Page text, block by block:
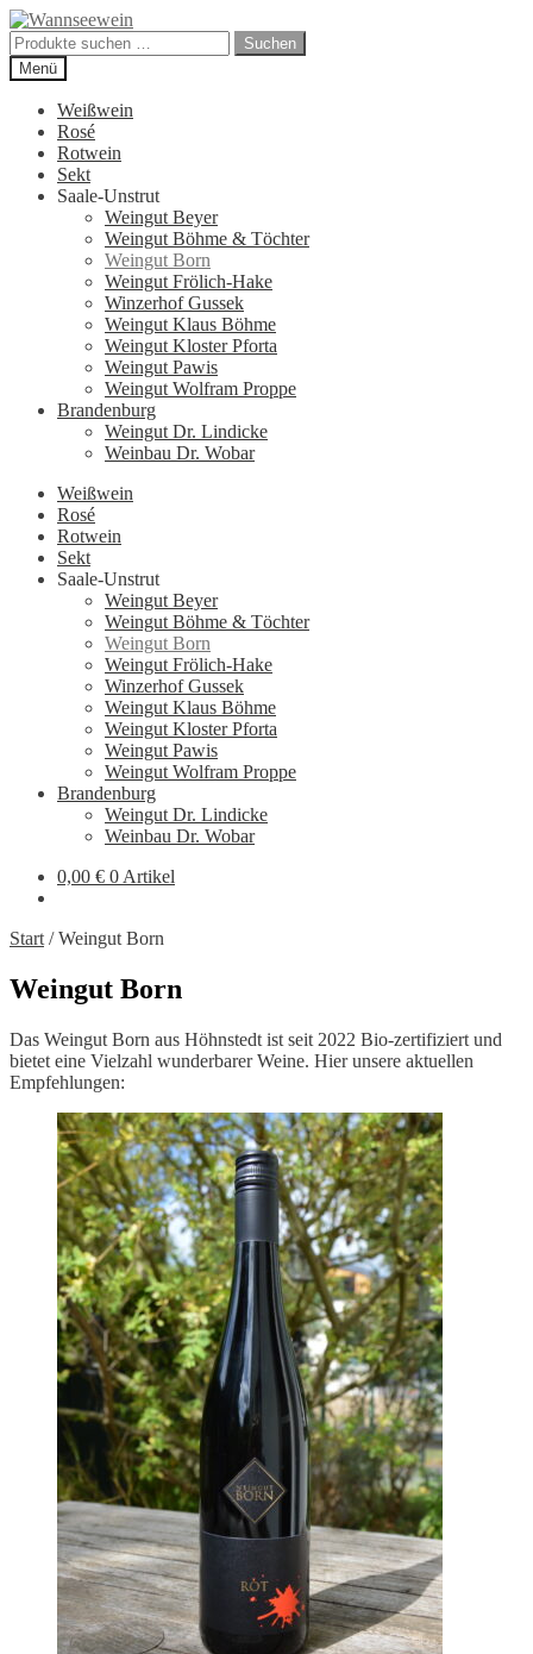
Zur
Navigation
springen
Zum
Inhalt
springen
Suchen
nach:
Suchen
Menü
Weißwein
Rosé
Rotwein
Sekt
Saale-Unstrut
Weingut Beyer
Weingut Böhme & Töchter
Weingut Born
Weingut Frölich-Hake
Winzerhof Gussek
Weingut Klaus Böhme
Weingut Kloster Pforta
Weingut Pawis
Weingut Wolfram Proppe
Brandenburg
Weingut Dr. Lindicke
Weinbau Dr. Wobar
Weißwein
Rosé
Rotwein
Sekt
Saale-Unstrut
Weingut Beyer
Weingut Böhme & Töchter
Weingut Born
Weingut Frölich-Hake
Winzerhof Gussek
Weingut Klaus Böhme
Weingut Kloster Pforta
Weingut Pawis
Weingut Wolfram Proppe
Brandenburg
Weingut Dr. Lindicke
Weinbau Dr. Wobar
0,00 € 0 Artikel
Start /Weingut Born
Weingut Born
Das Weingut Born aus Höhnstedt ist seit 2022 Bio-zertifiziert und
bietet eine Vielzahl wunderbarer Weine. Hier unsere aktuellen
Empfehlungen: